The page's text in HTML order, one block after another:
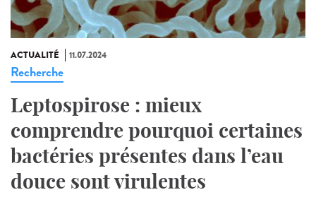
ACTUALITÉ 11.07.2024
Recherche
Leptospirose : mieux
comprendre pourquoi certaines
bactéries présentes dans l’eau
douce sont virulentes